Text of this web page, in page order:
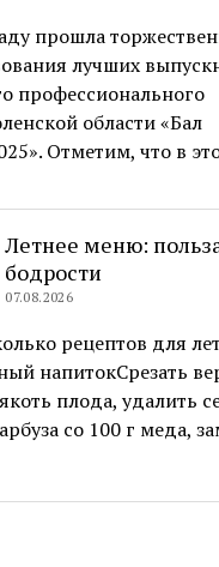
прошла
лучших
профессионального
области «Бал
Отметим, что в
Летнее меню:
бодрости
07.08.2026
рецептов для
напитокСрезать
плода, удалить
со 100 г меда,